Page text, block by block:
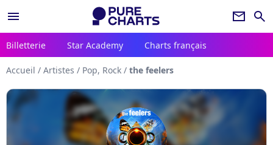
menu newsletter search
Billetterie Star Academy Charts français
Accueil / Artistes / Pop, Rock / the feelers